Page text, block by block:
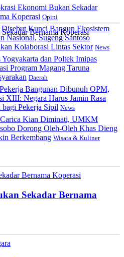
Ekonomi Bukan Sekadar
Koperasi Opini
Kunci Bangun Ekosistem
Nasional, Sugeng Santoso
Kolaborasi Lintas Sektor News
Yogyakarta dan Poltek Imipas
Program Magang Taruna
Daerah
Bangunan Dibunuh OPM,
XIII: Negara Harus Jamin Rasa
bagi Pekerja Sipil News
Kian Diminati, UMKM
Dorong Oleh-Oleh Khas Dieng
Berkembang Wisata & Kuliner
Bernama Koperasi
Sekadar Bernama